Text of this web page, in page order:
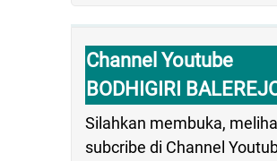
Channel Youtube
BODHIGIRI
Silahkan membuka,
subcribe di Channel